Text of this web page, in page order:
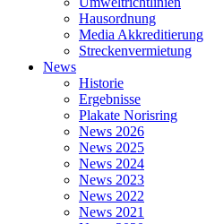
Hausordnung
Media Akkreditierung
Streckenvermietung
News
Historie
Ergebnisse
Plakate Norisring
News 2026
News 2025
News 2024
News 2023
News 2022
News 2021